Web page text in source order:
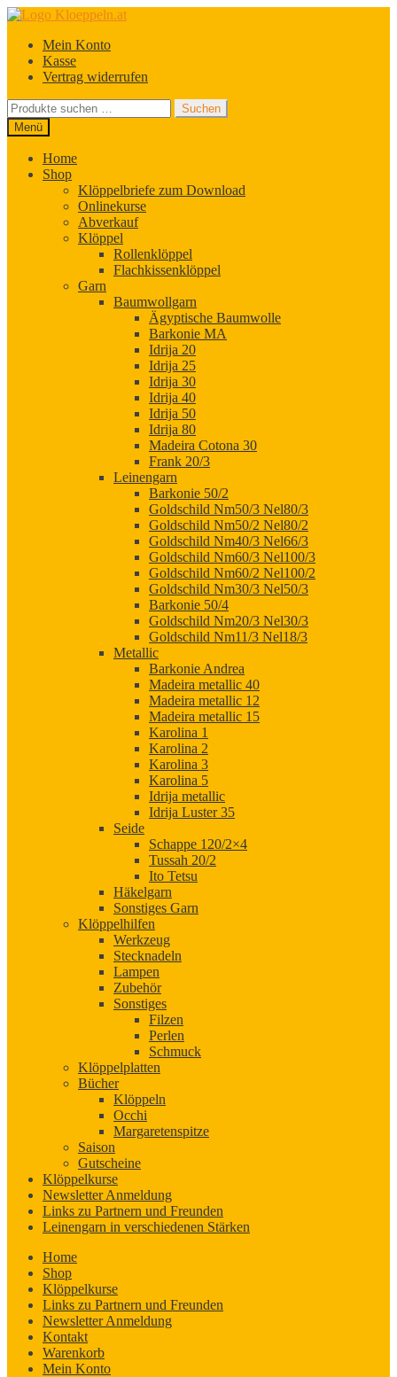
Zur
springen
Zum
springenMein Konto
Kasse
Vertrag widerrufen
Suchen
nach:
Suchen
Menü
Home
Shop
Klöppelbriefe zum Download
Onlinekurse
Abverkauf
Klöppel
Rollenklöppel
Flachkissenklöppel
Garn
Baumwollgarn
Ägyptische Baumwolle
Barkonie MA
Idrija 20
Idrija 25
Idrija 30
Idrija 40
Idrija 50
Idrija 80
Madeira Cotona 30
Frank 20/3
Leinengarn
Barkonie 50/2
Goldschild Nm50/3 Nel80/3
Goldschild Nm50/2 Nel80/2
Goldschild Nm40/3 Nel66/3
Goldschild Nm60/3 Nel100/3
Goldschild Nm60/2 Nel100/2
Goldschild Nm30/3 Nel50/3
Barkonie 50/4
Goldschild Nm20/3 Nel30/3
Goldschild Nm11/3 Nel18/3
Metallic
Barkonie Andrea
Madeira metallic 40
Madeira metallic 12
Madeira metallic 15
Karolina 1
Karolina 2
Karolina 3
Karolina 5
Idrija metallic
Idrija Luster 35
Seide
Schappe 120/2×4
Tussah 20/2
Ito Tetsu
Häkelgarn
Sonstiges Garn
Klöppelhilfen
Werkzeug
Stecknadeln
Lampen
Zubehör
Sonstiges
Filzen
Perlen
Schmuck
Klöppelplatten
Bücher
Klöppeln
Occhi
Margaretenspitze
Saison
Gutscheine
Klöppelkurse
Newsletter Anmeldung
Links zu Partnern und Freunden
Leinengarn in verschiedenen Stärken
Home
Shop
Klöppelkurse
Links zu Partnern und Freunden
Newsletter Anmeldung
Kontakt
Warenkorb
Mein Konto